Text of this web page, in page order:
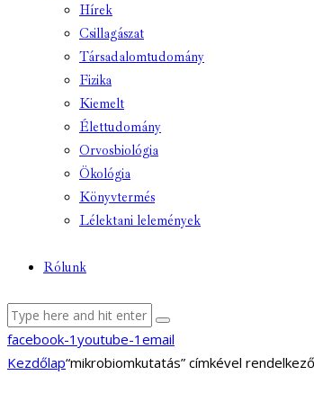
Hírek
Csillagászat
Társadalomtudomány
Fizika
Kiemelt
Élettudomány
Orvosbiológia
Ökológia
Könyvtermés
Lélektani lelemények
Rólunk
facebook-1 youtube-1 email
Kezdőlap“mikrobiomkutatás” címkével